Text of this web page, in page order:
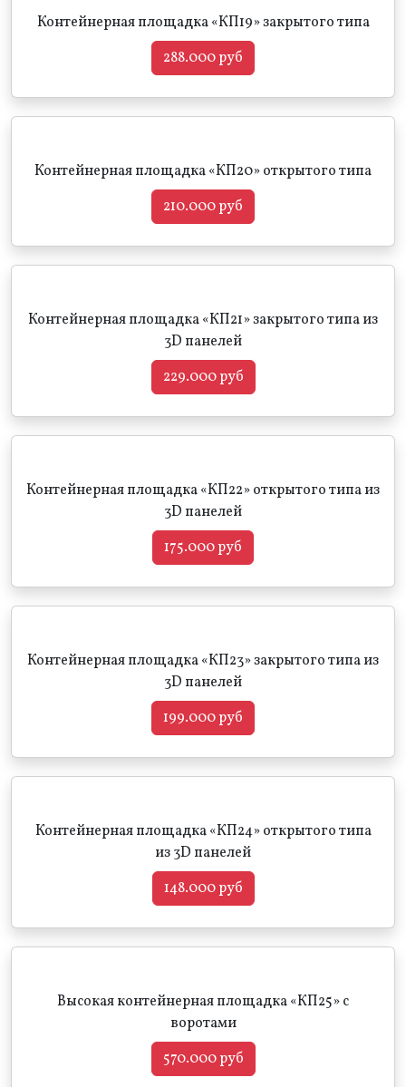
Контейнерная площадка «КП19» закрытого типа
288.000 руб
Контейнерная площадка «КП20» открытого типа
210.000 руб
Контейнерная площадка «КП21» закрытого типа из
3D панелей
229.000 руб
Контейнерная площадка «КП22» открытого типа из
3D панелей
175.000 руб
Контейнерная площадка «КП23» закрытого типа из
3D панелей
199.000 руб
Контейнерная площадка «КП24» открытого типа
из 3D панелей
148.000 руб
Высокая контейнерная площадка «КП25» с
воротами
570.000 руб